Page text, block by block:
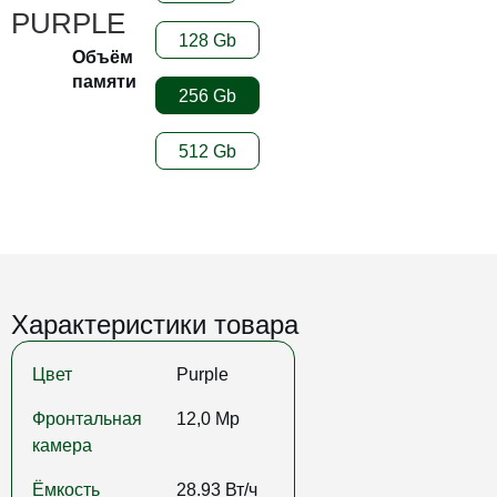
PURPLE
Объём
памяти
128 Gb
256 Gb
512 Gb
Характеристики товара
Цвет Purple
Фронтальная
камера
12,0 Mp
Ёмкость 28.93 Вт/ч